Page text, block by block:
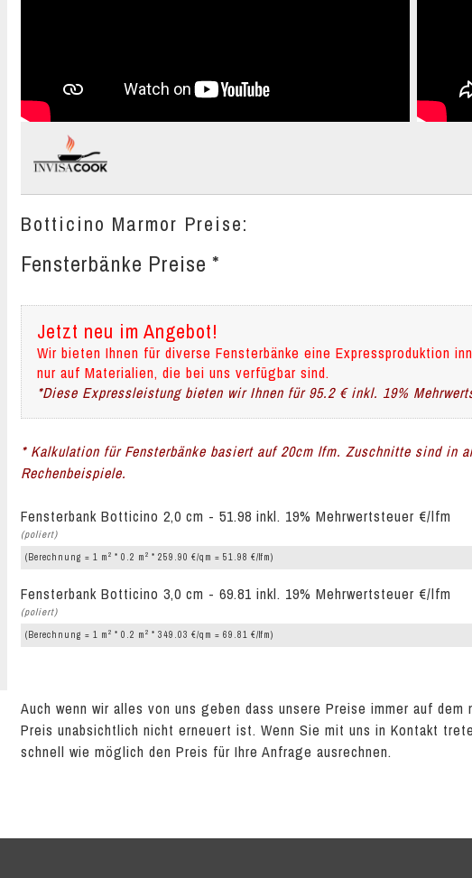
Botticino Marmor Preise:
Fensterbänke Preise *
Jetzt neu im Angebot!
Wir bieten Ihnen für diverse Fensterbänke eine Expressproduktion
nur auf Materialien, die bei uns verfügbar sind.
*Diese Expressleistung bieten wir Ihnen für 95.2 € inkl. 19%
* Kalkulation für Fensterbänke basiert auf 20cm lfm. Zuschnitte sind in
Rechenbeispiele.
Fensterbank Botticino 2,0 cm - 51.98 inkl. 19% Mehrwertsteuer €/lfm
(poliert)
(Berechnung = 1 m 2 * 0.2 m 2 * 259.90 €/qm = 51.98 €/lfm)
Fensterbank Botticino 3,0 cm - 69.81 inkl. 19% Mehrwertsteuer €/lfm
(poliert)
(Berechnung = 1 m 2 * 0.2 m 2 * 349.03 €/qm = 69.81 €/lfm)
Auch wenn wir alles von uns geben dass unsere Preise immer auf
Preis unabsichtlich nicht erneuert ist. Wenn Sie mit uns in Kontakt
schnell wie möglich den Preis für Ihre Anfrage ausrechnen.